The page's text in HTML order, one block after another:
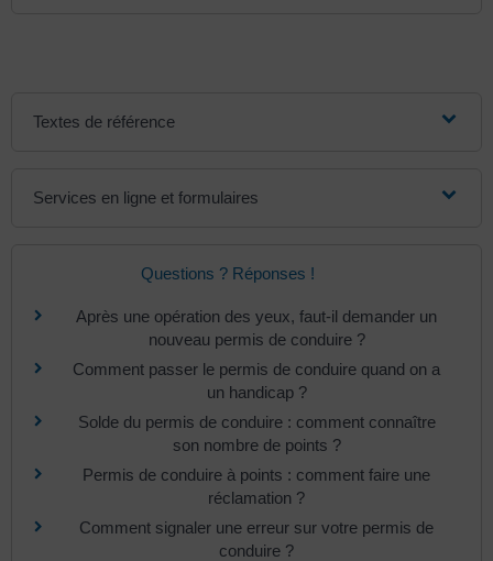
Textes de référence
Services en ligne et formulaires
Questions ? Réponses !
Après une opération des yeux, faut-il demander un
nouveau permis de conduire ?
Comment passer le permis de conduire quand on a
un handicap ?
Solde du permis de conduire : comment connaître
son nombre de points ?
Permis de conduire à points : comment faire une
réclamation ?
Comment signaler une erreur sur votre permis de
conduire ?